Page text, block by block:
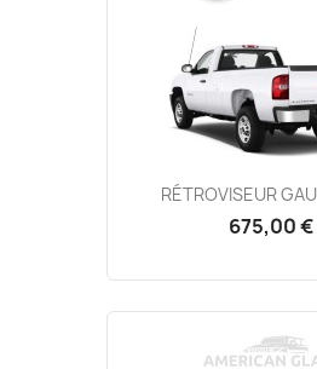
RÉTROVISEUR
675,00 €